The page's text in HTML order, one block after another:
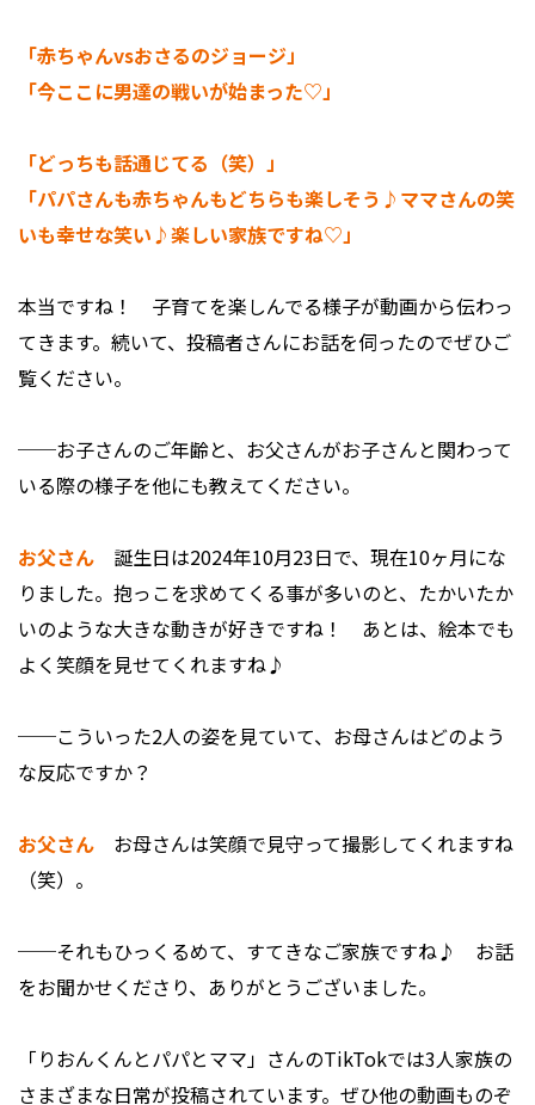
「赤ちゃんvsおさるのジョージ」
「今ここに男達の戦いが始まった♡」
「どっちも話通じてる（笑）」
「パパさんも赤ちゃんもどちらも楽しそう♪ママさんの笑
いも幸せな笑い♪楽しい家族ですね♡」
本当ですね！ 子育てを楽しんでる様子が動画から伝わっ
てきます。続いて、投稿者さんにお話を伺ったのでぜひご
覧ください。
──お子さんのご年齢と、お父さんがお子さんと関わって
いる際の様子を他にも教えてください。
お父さん 誕生日は2024年10月23日で、現在10ヶ月にな
りました。抱っこを求めてくる事が多いのと、たかいたか
いのような大きな動きが好きですね！ あとは、絵本でも
よく笑顔を見せてくれますね♪
──こういった2人の姿を見ていて、お母さんはどのよう
な反応ですか？
お父さん お母さんは笑顔で見守って撮影してくれますね
（笑）。
──それもひっくるめて、すてきなご家族ですね♪ お話
をお聞かせくださり、ありがとうございました。
「りおんくんとパパとママ」さんのTikTokでは3人家族の
さまざまな日常が投稿されています。ぜひ他の動画ものぞ